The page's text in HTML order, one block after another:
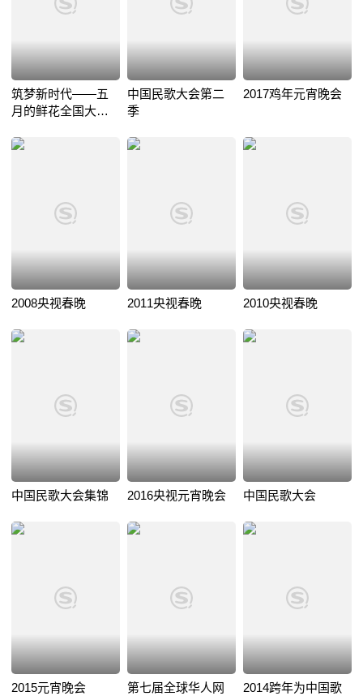
筑梦新时代——五
月的鲜花全国大中
中国民歌大会第二
季
2017鸡年元宵晚会
2008央视春晚 2011央视春晚 2010央视春晚
中国民歌大会集锦 2016央视元宵晚会 中国民歌大会
2015元宵晚会 第七届全球华人网 2014跨年为中国歌